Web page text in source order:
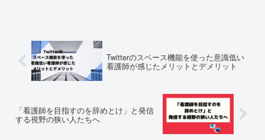
Twitterのスペース機能を使った意識低い
看護師が感じたメリットとデメリット
「看護師を目指すのを辞めとけ」と発信
する視野の狭い人たちへ